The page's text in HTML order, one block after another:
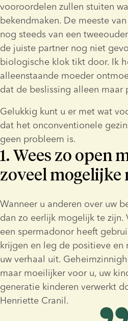
vooroordelen zullen stuiten
bekendmaken. De meeste
nog steeds van een
de juiste partner nog niet
biologische klok tikt door. Ik
alleenstaande moeder
dat de beslissing alleen maar
Gelukkig kunt u er met wat
dat het onconventionele
geen probleem is.
1. Wees zo open
zoveel mogelijke
Wanneer u anderen over uw
dan zo eerlijk mogelijk te zijn.
een spermadonor heeft
krijgen en leg de positieve en
uw verhaal uit.
maar moeilijker voor u, uw
generatie kinderen verwerkt
Henriette Cranil.